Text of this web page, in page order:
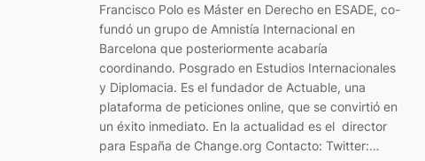
Francisco Polo es Máster en Derecho en ESADE, co-
fundó un grupo de Amnistía Internacional en
Barcelona que posteriormente acabaría
coordinando. Posgrado en Estudios Internacionales
y Diplomacia. Es el fundador de Actuable, una
plataforma de peticiones online, que se convirtió en
un éxito inmediato. En la actualidad es el director
para España de Change.org Contacto: Twitter:…